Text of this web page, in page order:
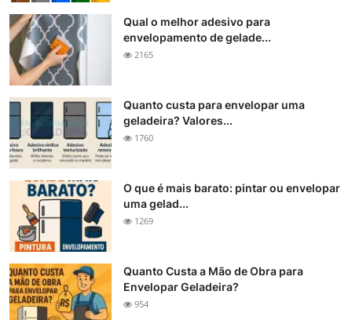
Qual o melhor adesivo para
envelopamento de gelade...
2165
Quanto custa para envelopar uma
geladeira? Valores...
1760
O que é mais barato: pintar ou envelopar
uma gelad...
1269
Quanto Custa a Mão de Obra para
Envelopar Geladeira?
954